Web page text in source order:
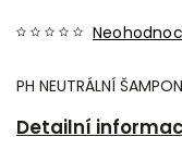
PH NEUTRÁLNÍ
Detailní